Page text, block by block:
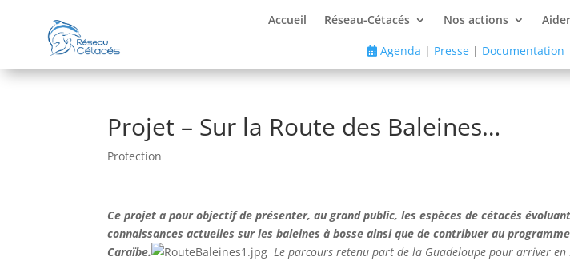
Accueil Réseau-Cétacés Nos actions
Agenda | Presse| Documentation
Projet – Sur la Route des Baleines…
Protection
Ce projet a pour objectif de présenter, au grand public, les espèces de cétacés
connaissances actuelles sur les baleines à bosse ainsi que de contribuer au
Caraïbe.
Le parcours retenu part de la Guadeloupe pour arriver